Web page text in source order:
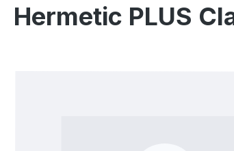
Hermetic PLUS